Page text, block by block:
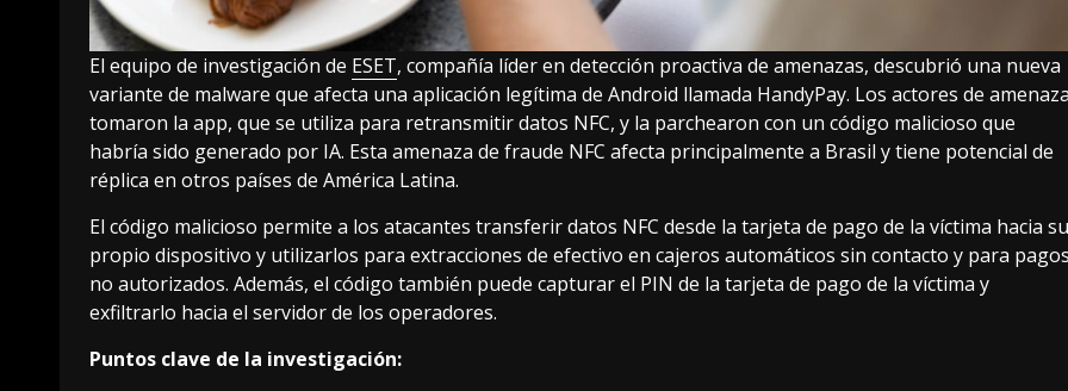
El equipo de investigación de ESET, compañía líder en detección proactiva de amenazas, descubrió una nueva
variante de malware que afecta una aplicación legítima de Android llamada HandyPay. Los actores de
tomaron la app, que se utiliza para retransmitir datos NFC, y la parchearon con un código malicioso que
habría sido generado por IA. Esta amenaza de fraude NFC afecta principalmente a Brasil y tiene potencial de
réplica en otros países de América Latina.
El código malicioso permite a los atacantes transferir datos NFC desde la tarjeta de pago de la víctima hacia su
propio dispositivo y utilizarlos para extracciones de efectivo en cajeros automáticos sin contacto y para
no autorizados. Además, el código también puede capturar el PIN de la tarjeta de pago de la víctima y
exfiltrarlo hacia el servidor de los operadores.
Puntos clave de la investigación: